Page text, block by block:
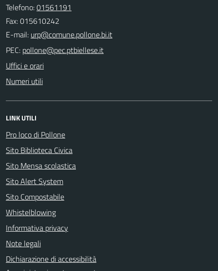
Telefono:01561191
Fax: 015610242
E-mail:
PEC:
Uffici e orari
Numeri utili
LINK UTILI
Pro loco di Pollone
Sito Biblioteca Civica
Sito Mensa scolastica
Sito Alert System
Sito Compostabile
Whistelblowing
Informativa privacy
Note legali
Dichiarazione di accessibilità